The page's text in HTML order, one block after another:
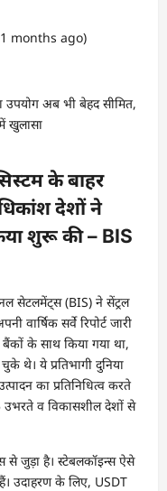
months ago)
के बाहर
देशों ने
शुरू की – BIS
सेटलमेंट्स (BIS) ने सेंट्रल
वार्षिक सर्वे रिपोर्ट जारी
के साथ किया गया था,
थे। ये प्रतिभागी दुनिया
का प्रतिनिधित्व करते
व विकासशील देशों से
से जुड़ा है। स्टेबलकॉइन्स ऐसे
हैं। उदाहरण के लिए, USDT